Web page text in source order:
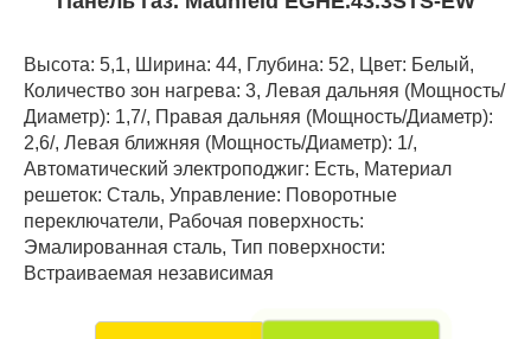
Высота: 5,1, Ширина: 44, Глубина: 52, Цвет: Белый,
Количество зон нагрева: 3, Левая дальняя (Мощность/
Диаметр): 1,7/, Правая дальняя (Мощность/Диаметр):
2,6/, Левая ближняя (Мощность/Диаметр): 1/,
Автоматический электроподжиг: Есть, Материал
решеток: Сталь, Управление: Поворотные
переключатели, Рабочая поверхность:
Эмалированная сталь, Тип поверхности:
Встраиваемая независимая